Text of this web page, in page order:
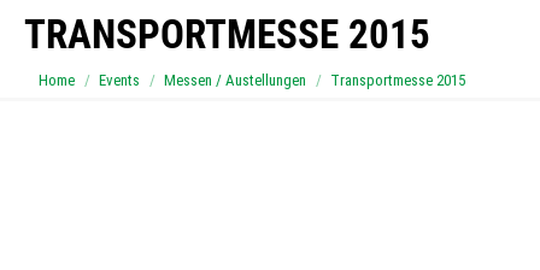
TRANSPORTMESSE 2015
You are here:
Home Events Messen / Austellungen Transportmesse 2015